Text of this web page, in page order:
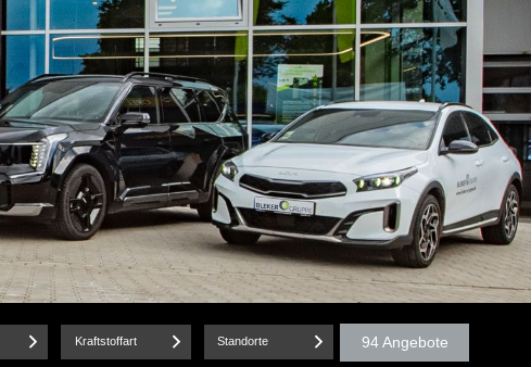
Kraftstoffart Standorte 94 Angebote